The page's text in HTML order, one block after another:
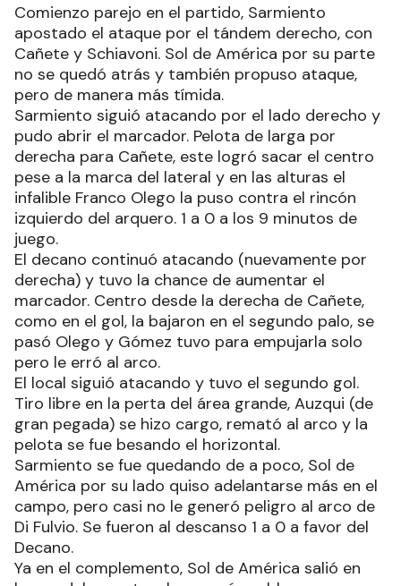
Comienzo parejo en el partido, Sarmiento
apostado el ataque por el tándem derecho, con
Cañete y Schiavoni. Sol de América por su parte
no se quedó atrás y también propuso ataque,
pero de manera más tímida.
Sarmiento siguió atacando por el lado derecho y
pudo abrir el marcador. Pelota de larga por
derecha para Cañete, este logró sacar el centro
pese a la marca del lateral y en las alturas el
infalible Franco Olego la puso contra el rincón
izquierdo del arquero. 1 a 0 a los 9 minutos de
juego.
El decano continuó atacando (nuevamente por
derecha) y tuvo la chance de aumentar el
marcador. Centro desde la derecha de Cañete,
como en el gol, la bajaron en el segundo palo, se
pasó Olego y Gómez tuvo para empujarla solo
pero le erró al arco.
El local siguió atacando y tuvo el segundo gol.
Tiro libre en la perta del área grande, Auzqui (de
gran pegada) se hizo cargo, remató al arco y la
pelota se fue besando el horizontal.
Sarmiento se fue quedando de a poco, Sol de
América por su lado quiso adelantarse más en el
campo, pero casi no le generó peligro al arco de
Di Fulvio. Se fueron al descanso 1 a 0 a favor del
Decano.
Ya en el complemento, Sol de América salió en